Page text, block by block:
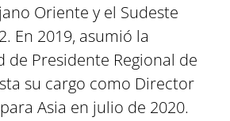
Oriente y el Sudeste
En 2019, asumió la
de Presidente Regional de
su cargo como Director
Asia en julio de 2020.